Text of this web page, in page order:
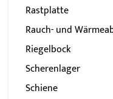
Rastplatte
Rauch- und
Riegelbock
Scherenlager
Schiene